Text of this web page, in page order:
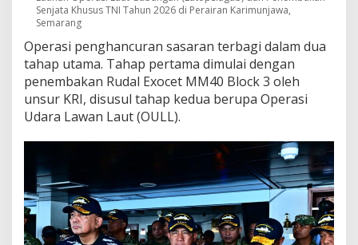
Senjata Khusus TNI Tahun 2026 di Perairan Karimunjawa,
Semarang
Operasi penghancuran sasaran terbagi dalam dua
tahap utama. Tahap pertama dimulai dengan
penembakan Rudal Exocet MM40 Block 3 oleh
unsur KRI, disusul tahap kedua berupa Operasi
Udara Lawan Laut (OULL).